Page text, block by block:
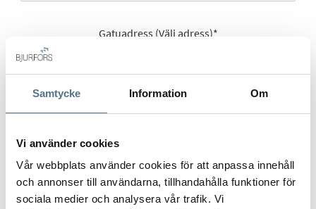
Samtycke Information Om
Vi använder cookies
Vår webbplats använder cookies för att anpassa innehåll
och annonser till användarna, tillhandahålla funktioner för
sociala medier och analysera vår trafik. Vi
Gatuadress (Välj adress)*
Postort*
Postnummer*